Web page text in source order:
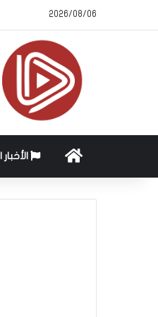
2026/08/06
الرئيسية